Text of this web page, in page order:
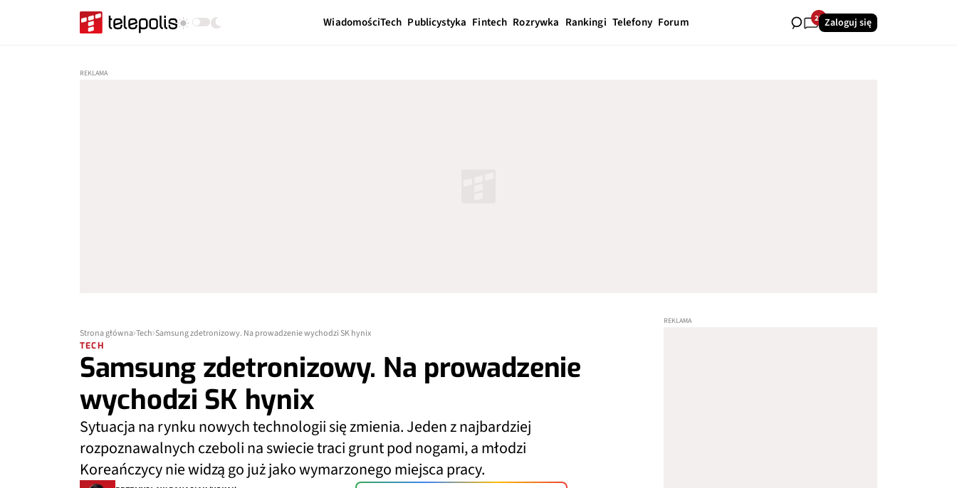
WiadomościTech Publicystyka Fintech Rozrywka Rankingi Telefony Forum 27Zaloguj się
Strona główna Tech Samsung zdetronizowy. Na prowadzenie wychodzi SK hynix
TECH
Samsung zdetronizowy. Na prowadzenie
wychodzi SK hynix
Sytuacja na rynku nowych technologii się zmienia. Jeden z najbardziej
rozpoznawalnych czeboli na swiecie traci grunt pod nogami, a młodzi
Koreańczycy nie widzą go już jako wymarzonego miejsca pracy.